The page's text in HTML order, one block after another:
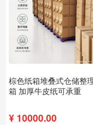
棕色纸箱堆叠式仓储整
箱 加厚牛皮纸可承重
¥ 10000.00